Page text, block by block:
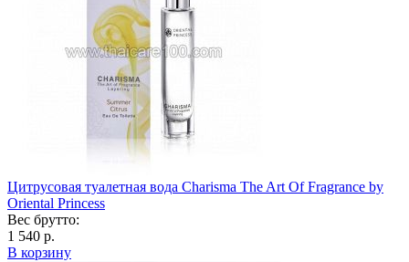
Цитрусовая туалетная вода Charisma The Art Of Fragrance by
Oriental Princess
Вес брутто:
1 540 р.
В корзину